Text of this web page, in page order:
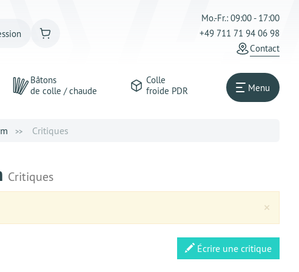
Mo.-Fr.: 09:00 - 17:00
+49 711 71 94 06 98
Сontact
Bâtons
de colle / chaude
Colle
froide PDR
Menu
Critiques
Critiques
×
Écrire une critique